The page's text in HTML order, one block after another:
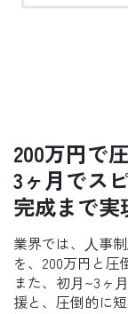
200万円で
3ヶ月でス
完成まで実
業界では、⼈事
を、200万円と圧
また、初⽉~3ヶ
援と、圧倒的に